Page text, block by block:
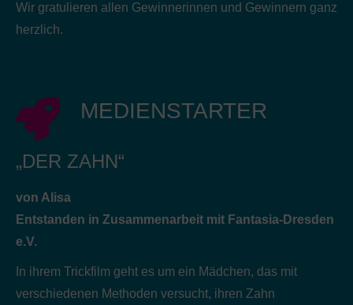
Wir gratulieren allen Gewinnerinnen und Gewinnern ganz
herzlich.
MEDIENSTARTER
„DER ZAHN“
von Alisa
Entstanden in Zusammenarbeit mit Fantasia-Dresden
e.V.
In ihrem Trickfilm geht es um ein Mädchen, das mit
verschiedenen Methoden versucht, ihren Zahn